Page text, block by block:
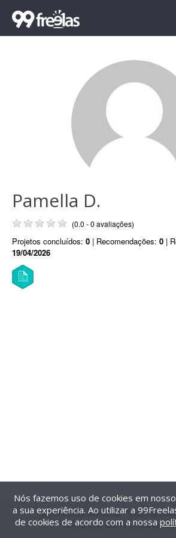
Pamella D.
(0.0 - 0 avaliações)
Projetos concluídos: 0 | Recomendações: 0 |
19/04/2026
@2014-2026 99Freelas. Todos os
Termos de uso| Política de
Nós fazemos uso de cookies em
a sua experiência. Ao utilizar a
de cookies de acordo com a nossa